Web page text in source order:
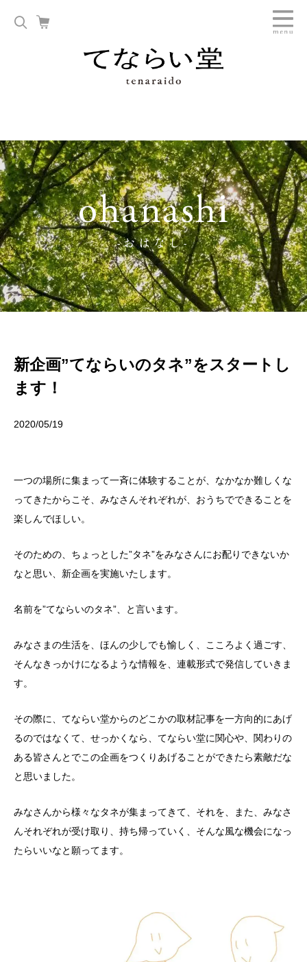
ohanashi
-おはなし-
新企画”てならいのタネ”をスタートし
ます！
2020/05/19
一つの場所に集まって一斉に体験することが、なかなか難しくな
ってきたからこそ、 みなさんそれぞれが、おうちでできることを
楽しんでほしい。
そのための、ちょっとした”タネ”をみなさんにお配りできないか
なと思い、新企画を実施いたします。
名前を”てならいのタネ”、と言います。
みなさまの生活を、ほんの少しでも愉しく、こころよく過ごす、
そんなきっかけになるような情報を、連載形式で発信していきま
す。
その際に、てならい堂からのどこかの取材記事を一方向的にあげ
るのではなくて、 せっかくなら、てならい堂に関心や、関わりの
ある皆さんとでこの企画をつくりあげることができたら素敵だな
と思いました。
みなさんから様々なタネが集まってきて、それを、また、みなさ
んそれぞれが受け取り、持ち帰っていく、そんな風な機会になっ
たらいいなと願ってます。